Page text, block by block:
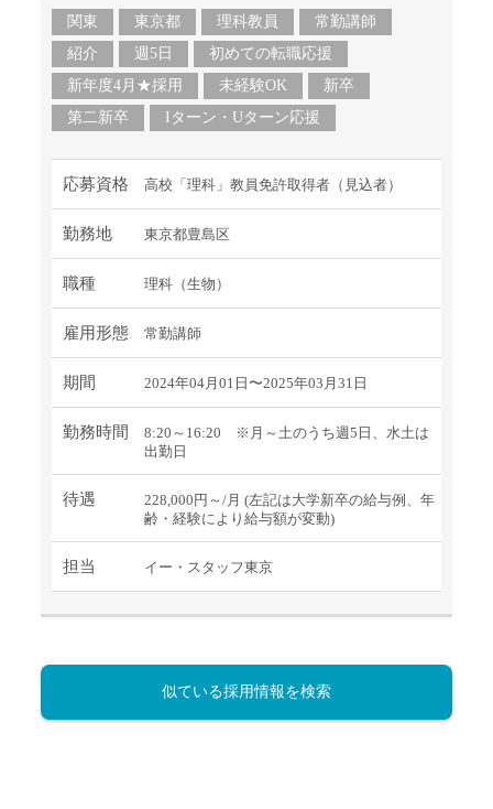
関東 東京都 理科教員
常勤講師
紹介
週5日
初めての転職応援
新年度4月★採用
未経験OK
新卒
第二新卒
Iターン・Uターン応援
応募資格 高校「理科」教員免許取得者（見込者）
勤務地 東京都豊島区
職種 理科（生物）
雇用形態 常勤講師
期間 2024年04月01日〜2025年03月31日
勤務時間
8:20～16:20 ※月～土のうち週5日、水土は
出勤日
待遇
228,000円～/月 (左記は大学新卒の給与例、年
齢・経験により給与額が変動)
担当 イー・スタッフ東京
似ている採用情報を検索